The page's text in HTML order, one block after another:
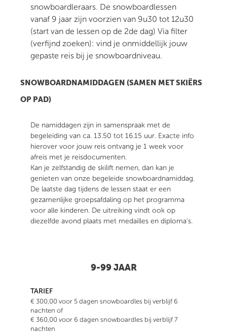
snowboardleraars. De snowboardlessen
vanaf 9 jaar zijn voorzien van 9u30 tot 12u30
(start van de lessen op de 2de dag) Via filter
(verfijnd zoeken): vind je onmiddellijk jouw
gepaste reis bij je snowboardniveau.
SNOWBOARDNAMIDDAGEN (SAMEN MET SKIËRS
OP PAD)
De namiddagen zijn in samenspraak met de
begeleiding van ca. 13.50 tot 16.15 uur. Exacte info
hierover voor jouw reis ontvang je 1 week voor
afreis met je reisdocumenten.
Kan je zelfstandig de skilift nemen, dan kan je
genieten van onze begeleide snowboardnamiddag.
De laatste dag tijdens de lessen staat er een
gezamenlijke groepsafdaling op het programma
voor alle kinderen. De uitreiking vindt ook op
diezelfde avond plaats met medailles en diploma’s.
9-99 JAAR
TARIEF
€ 300,00 voor 5 dagen snowboardles bij verblijf 6
nachten of
€ 360,00 voor 6 dagen snowboardles bij verblijf 7
nachten